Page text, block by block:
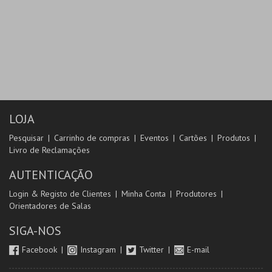
LOJA
Pesquisar Carrinho de compras Eventos Cartões
Produtos
Livro de Reclamações
AUTENTICAÇÃO
Login & Registo de Clientes Minha Conta
Produtores
Orientadores de Salas
SIGA-NOS
Facebook Instagram Twitter E-mail